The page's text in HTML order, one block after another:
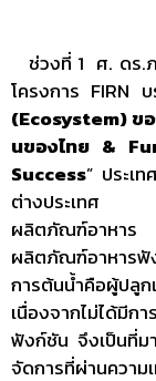
ช่วงที่ 1 ศ. ดร.ภ
โครงการ FIRN
(Ecosystem) ข
นของไทย &
Success” ประเ
ต่างประเทศ เพื่
ผลิตภัณฑ์อาหาร ถึ
ผลิตภัณฑ์อาหารฟั
การต้นน้ำคือผู้ปลูก
เนื่องจากไม่ได้มีก
ฟังก์ชัน จึงเป็นที่ม
จัดการที่ผ่านความ